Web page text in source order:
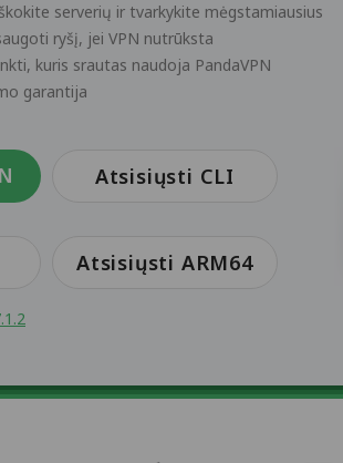
serverių ir tvarkykite mėgstamiausius
ryšį, jei VPN nutrūksta
kuris srautas naudoja PandaVPN
garantija
Atsisiųsti CLI
Atsisiųsti ARM64